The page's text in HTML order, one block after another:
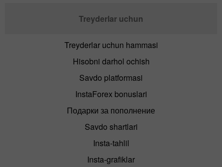
Treyderlar uchun
Treyderlar uchun hammasi
Hisobni darhol ochish
Savdo platformasi
InstaForex bonuslari
Подарки за пополнение
Savdo shartlari
Insta-tahlil
Insta-grafiklar